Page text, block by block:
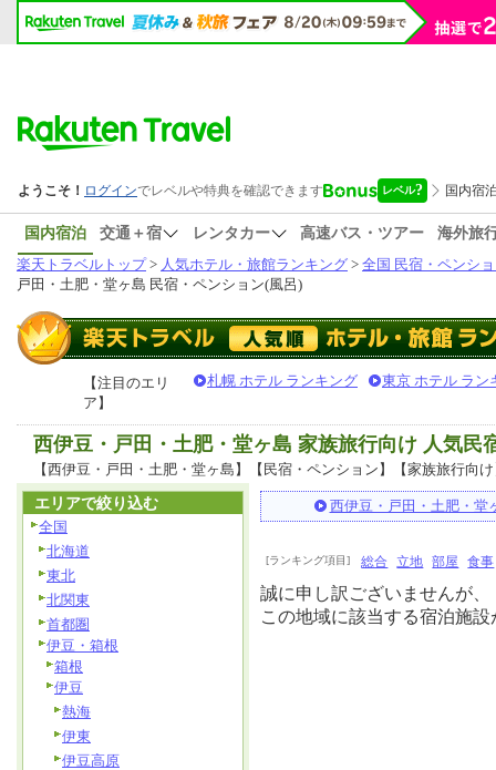
国内宿泊 交通＋宿 レンタカー 高速バス・ツアー
海外旅
楽天トラベルトップ> 人気ホテル・旅館ランキング > 全国 民宿・ペンシ
戸田・土肥・堂ヶ島 民宿・ペンション(風呂)
【注目のエリ
ア】
札幌 ホテル ランキング 東京 ホテル ラン
西伊豆・戸田・土肥・堂ヶ島 家族旅行向け 人気民
【西伊豆・戸田・土肥・堂ヶ島】【民宿・ペンション】【家族旅行向
西伊豆・戸田・土肥・堂
[ランキング項目] 総合 立地 部屋 食事
誠に申し訳ございませんが、
この地域に該当する宿泊施
エリアで絞り込む
全国
北海道
東北
北関東
首都圏
伊豆・箱根
箱根
伊豆
熱海
伊東
伊豆高原